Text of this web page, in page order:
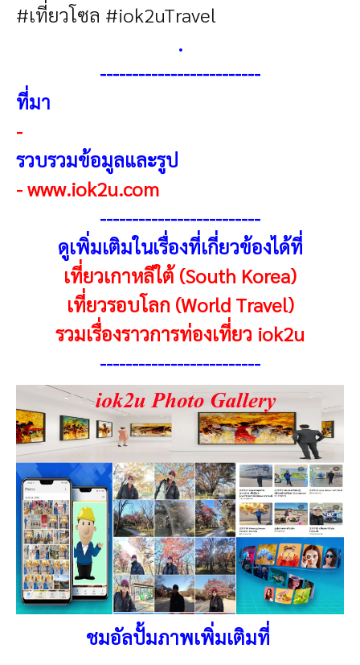
#เที่ยวโซล #iok2uTravel
.
-------------------------
ที่มา
-
รวบรวมข้อมูลและรูป
-www.iok2u.com
-------------------------
ดูเพิ่มเติมในเรื่องที่เกี่ยวข้องได้ที่
เที่ยวเกาหลีใต้ (South Korea)
เที่ยวรอบโลก (World Travel)
รวมเรื่องราวการท่องเที่ยว iok2u
-------------------------
ชมอัลปั้มภาพเพิ่มเติมที่